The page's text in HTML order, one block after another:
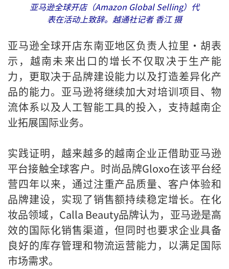
亚马逊全球开店（Amazon Global Selling）代
表在活动上致辞。越通社记者 香江 摄
亚马逊全球开店东南亚地区负责人拉里·胡表
示，越南未来出口的增长不仅取决于生产能
力，更取决于品牌建设能力以及打造差异化产
品的能力。亚马逊将继续加大对培训项目、物
流体系以及人工智能工具的投入，支持越南企
业拓展国际业务。
实践证明，越来越多的越南企业正借助亚马逊
平台接触全球客户。时尚品牌Gloxo在该平台经
营四年以来，通过注重产品质量、客户体验和
品牌建设，实现了销售额持续稳定增长。在化
妆品领域，Calla Beauty品牌认为，亚马逊是高
效的国际化销售渠道，但同时也要求企业具备
良好的库存管理和物流运营能力，以满足国际
市场需求。